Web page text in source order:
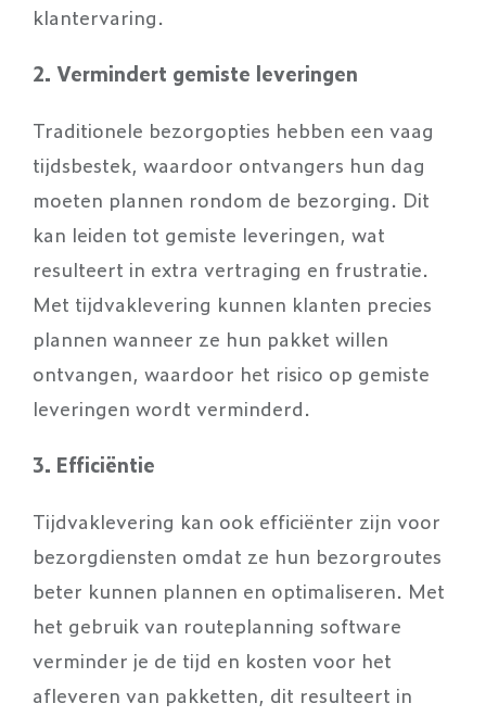
klantervaring.
2. Vermindert gemiste leveringen
Traditionele bezorgopties hebben een vaag
tijdsbestek, waardoor ontvangers hun dag
moeten plannen rondom de bezorging. Dit
kan leiden tot gemiste leveringen, wat
resulteert in extra vertraging en frustratie.
Met tijdvaklevering kunnen klanten precies
plannen wanneer ze hun pakket willen
ontvangen, waardoor het risico op gemiste
leveringen wordt verminderd.
3. Efficiëntie
Tijdvaklevering kan ook efficiënter zijn voor
bezorgdiensten omdat ze hun bezorgroutes
beter kunnen plannen en optimaliseren. Met
het gebruik van routeplanning software
verminder je de tijd en kosten voor het
afleveren van pakketten, dit resulteert in